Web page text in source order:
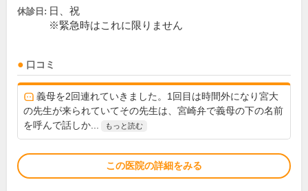
休診日: 日、祝
※緊急時はこれに限りません
口コミ
義母を2回連れていきました。1回目は時間外になり宮大
の先生が来られていてその先生は、宮崎弁で義母の下の名前
を呼んで話しか...
もっと読む
この医院の詳細をみる